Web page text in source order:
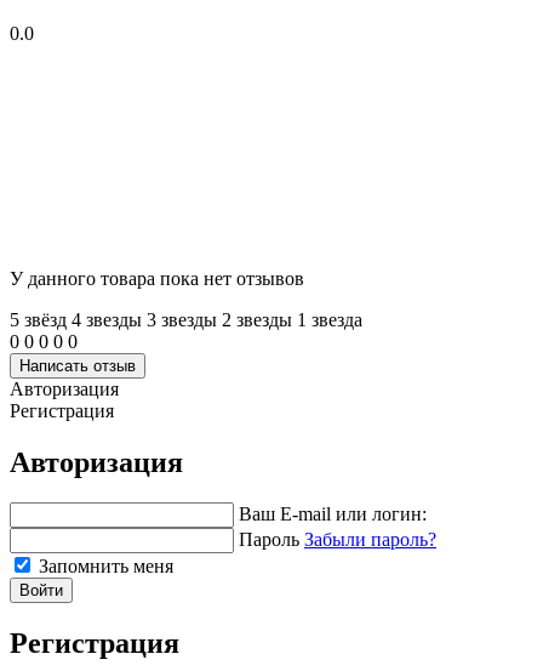
0.0
У данного товара пока нет отзывов
5 звёзд 4 звeзды 3 звeзды 2 звeзды 1 звeзда
0 0 0 0 0
Написать отзыв
Авторизация
Регистрация
Авторизация
Ваш E-mail или логин:
Пароль Забыли пароль?
Запомнить меня
Войти
Регистрация